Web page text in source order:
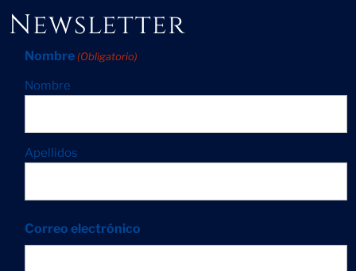
Newsletter
Nombre (Obligatorio)
Nombre
Apellidos
Correo electrónico